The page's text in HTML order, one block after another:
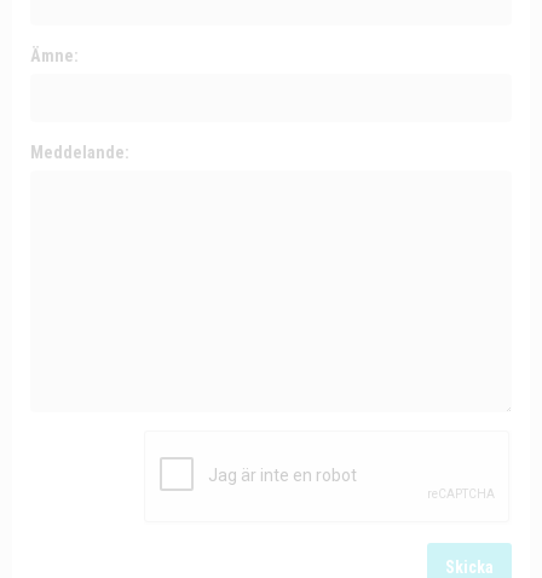
Ämne:
Meddelande:
Skicka